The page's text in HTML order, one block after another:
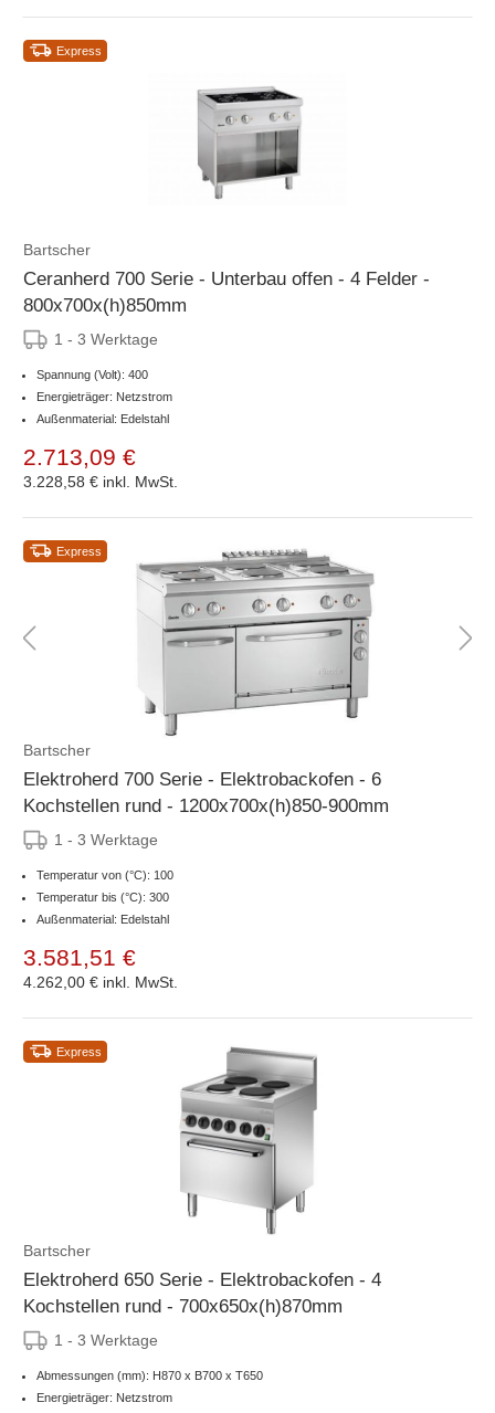
Express
Bartscher
Ceranherd 700 Serie - Unterbau offen - 4 Felder -
800x700x(h)850mm
1 - 3 Werktage
Spannung (Volt): 400
Energieträger: Netzstrom
Außenmaterial: Edelstahl
2.713,09 €
3.228,58 € inkl. MwSt.
Express
Bartscher
Elektroherd 700 Serie - Elektrobackofen - 6
Kochstellen rund - 1200x700x(h)850-900mm
1 - 3 Werktage
Temperatur von (°C): 100
Temperatur bis (°C): 300
Außenmaterial: Edelstahl
3.581,51 €
4.262,00 € inkl. MwSt.
Express
Bartscher
Elektroherd 650 Serie - Elektrobackofen - 4
Kochstellen rund - 700x650x(h)870mm
1 - 3 Werktage
Abmessungen (mm): H870 x B700 x T650
Energieträger: Netzstrom